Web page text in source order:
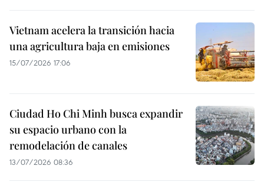
Vietnam acelera la transición hacia
una agricultura baja en emisiones
15/07/2026 17:06
Ciudad Ho Chi Minh busca expandir
su espacio urbano con la
remodelación de canales
13/07/2026 08:36